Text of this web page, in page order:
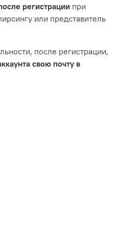
регистрации при
или представитель
после регистрации,
свою почту в